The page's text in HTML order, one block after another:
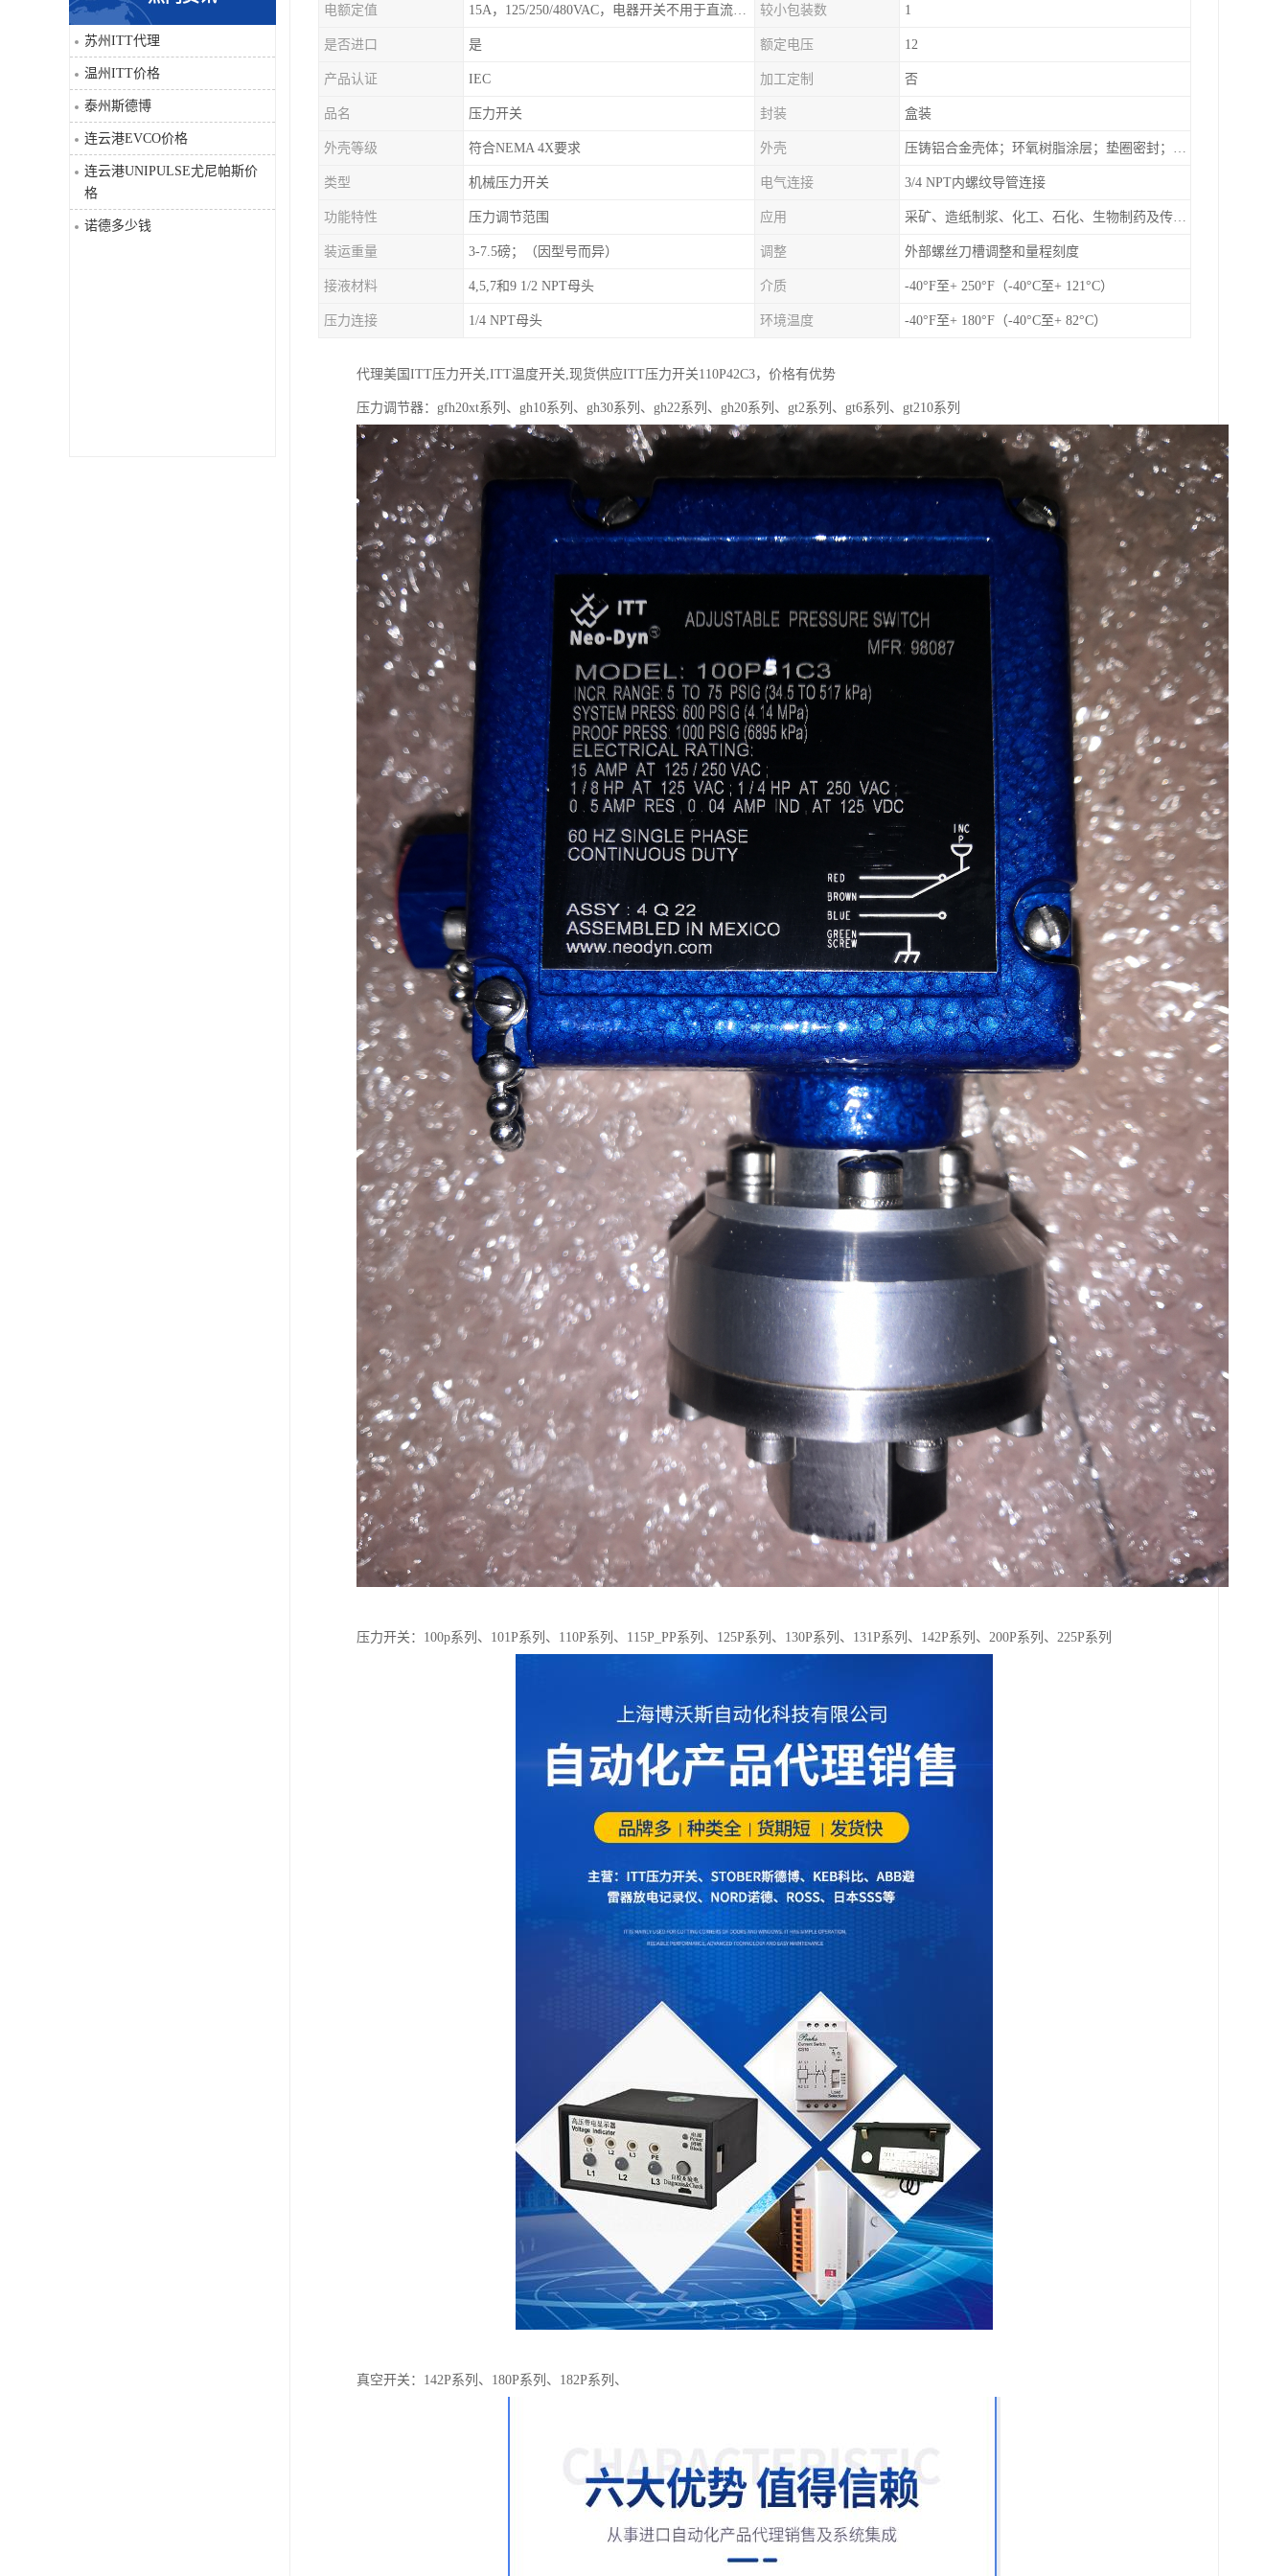
科比
三菱
DRPAG
苏州ITT代理
温州ITT价格
泰州斯德博
连云港EVCO价格
连云港UNIPULSE尤尼帕斯价
格
诺德多少钱
电额定值 15A，125/250/480VAC，电器开关不用于直流电源形式 较小包装数 1
是否进口 是 额定电压 12
产品认证 IEC 加工定制 否
品名 压力开关 封装 盒装
外壳等级 符合NEMA 4X要求 外壳 压铸铝合金壳体；环氧树脂涂层；垫圈密封；卡紧螺丝
类型 机械压力开关 电气连接 3/4 NPT内螺纹导管连接
功能特性 压力调节范围 应用 采矿、造纸制浆、化工、石化、生物制药及传统工业应用领域
装运重量 3-7.5磅；（因型号而异） 调整 外部螺丝刀槽调整和量程刻度
接液材料 4,5,7和9 1/2 NPT母头 介质 -40°F至+ 250°F（-40°C至+ 121°C）
压力连接 1/4 NPT母头 环境温度 -40°F至+ 180°F（-40°C至+ 82°C）
代理美国ITT压力开关,ITT温度开关,现货供应ITT压力开关110P42C3，价格有优势
压力调节器：gfh20xt系列、gh10系列、gh30系列、gh22系列、gh20系列、gt2系列、gt6系列、gt210系列
压力开关：100p系列、101P系列、110P系列、115P_PP系列、125P系列、130P系列、131P系列、142P系列、200P系列、225P系列
真空开关：142P系列、180P系列、182P系列、